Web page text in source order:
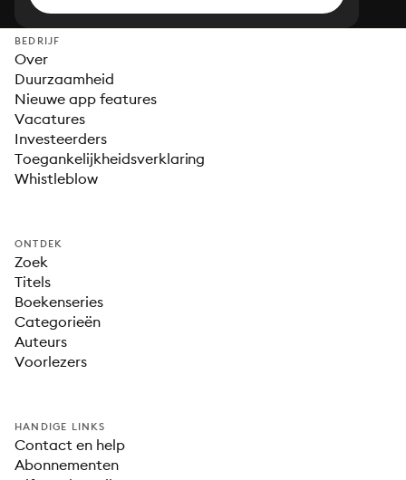
BEDRIJF
Over
Duurzaamheid
Nieuwe app features
Vacatures
Investeerders
Toegankelijkheidsverklaring
Whistleblow
ONTDEK
Zoek
Titels
Boekenseries
Categorieën
Auteurs
Voorlezers
HANDIGE LINKS
Contact en help
Abonnementen